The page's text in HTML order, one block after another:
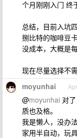
个月刚刚入门 终
总结，目前入坑
捌比特的咖啡豆
没成本，大概是
现在尽量选择不
moyunhai
@moyunhai 对
质也及格。
我是懒人，没办
家用半自动，玩